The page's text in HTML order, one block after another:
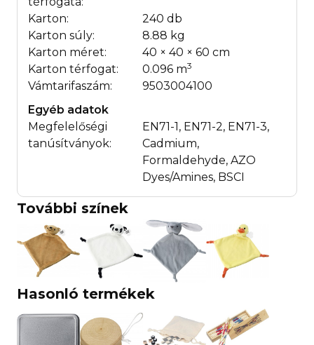
Karton:
240 db
Karton súly:
8.88 kg
Karton méret:
40 × 40 × 60 cm
Karton térfogat:
0.096 m3
Vámtarifaszám:
9503004100
Egyéb adatok
Megfelelőségi
tanúsítványok:
EN71-1, EN71-2, EN71-3,
Cadmium,
Formaldehyde, AZO
Dyes/Amines, BSCI
További színek
Hasonló termékek